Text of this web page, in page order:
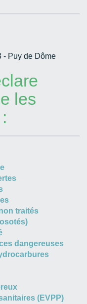
- Puy de Dôme
les
traités
dangereuses
(EVPP)